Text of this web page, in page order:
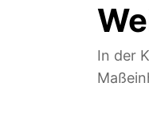
In der